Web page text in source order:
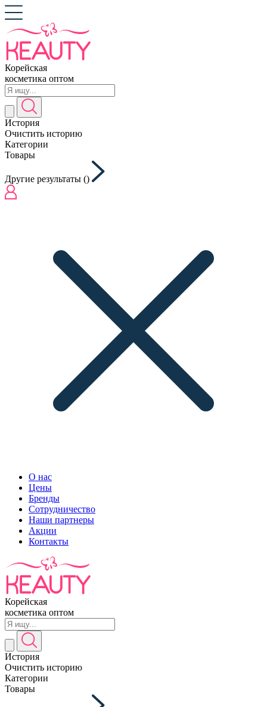
Корейская
косметика оптом
История
Очистить историю
Категории
Товары
Другие результаты ()
О нас
Цены
Бренды
Сотрудничество
Наши партнеры
Акции
Контакты
Корейская
косметика оптом
История
Очистить историю
Категории
Товары